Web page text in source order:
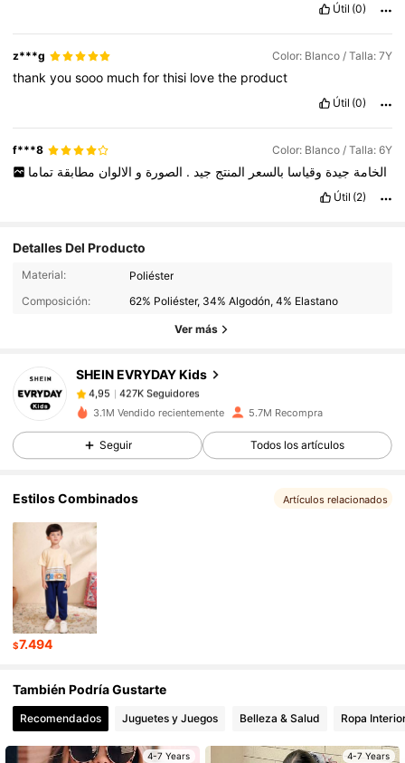
Útil (0)
z***g Color: Blanco / Talla: 7Y
thankyousooo muchforthisi lovethe product
Útil (0)
f***8 Color: Blanco / Talla: 6Y
الخامة جيدة وقياسا بالسعر المنتج جيد . الصورة و الالوان مطابقةتماما
Útil (2)
Detalles Del Producto
Material:
Poliéster
Composición:
62% Poliéster, 34% Algodón, 4% Elastano
Ver más
SHEIN EVRYDAY Kids
427K Seguidores
4,95
427K Seguidores
d***7pagóHace 1 día
4,95 427K Seguidores
4,95 427K Seguidores
4,95
4,95
3.1M Vendido recientemente 5.7M Recompra
Seguir Todos los artículos
Estilos Combinados Artículos relacionados
$7.494
También Podría Gustarte
Recomendados Juguetes y Juegos Belleza & Salud Ropa
4-7 Years 4-7 Years